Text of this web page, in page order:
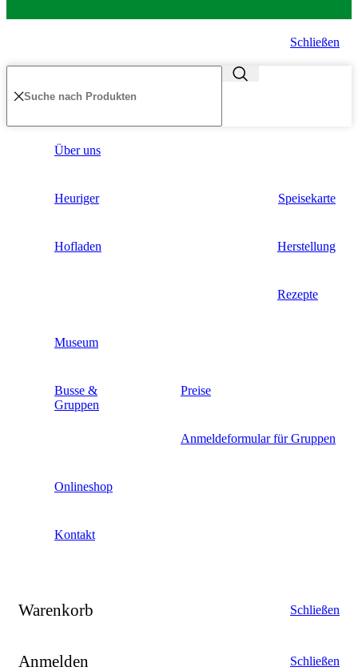
Schließen
Über uns
Heuriger Speisekarte
Hofladen Herstellung
Rezepte
Museum
Busse &
Gruppen
Preise
Anmeldeformular für Gruppen
Onlineshop
Kontakt
Warenkorb Schließen
Anmelden Schließen